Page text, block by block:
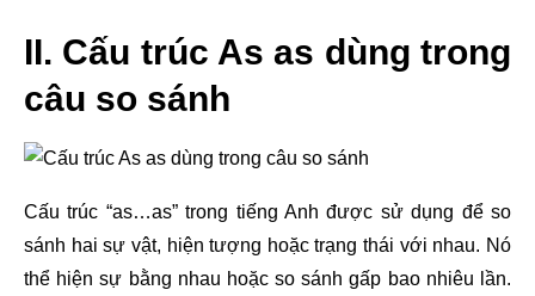
II. Cấu trúc As as dùng trong
câu so sánh
Cấu trúc “as…as” trong tiếng Anh được sử dụng để so
sánh hai sự vật, hiện tượng hoặc trạng thái với nhau. Nó
thể hiện sự bằng nhau hoặc so sánh gấp bao nhiêu lần.